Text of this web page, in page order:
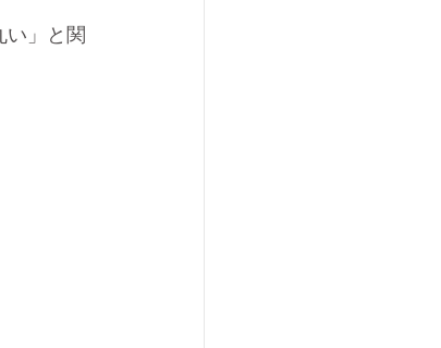
い」と関